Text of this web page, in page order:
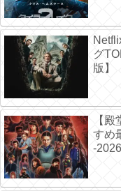
グ
版】
【
すめ
-